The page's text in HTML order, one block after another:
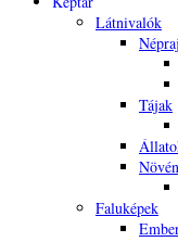
Látnivalók
Tájak
Faluképek